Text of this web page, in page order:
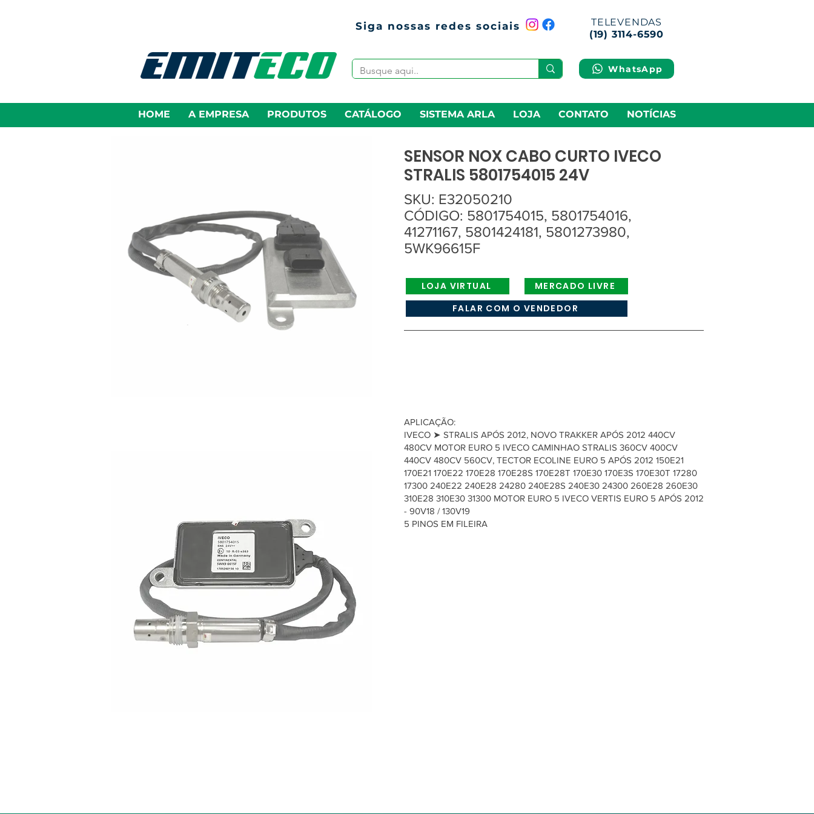
Siga nossas redes sociais
TELEVENDAS
(19) 3114-6590
WhatsApp
HOME A EMPRESA PRODUTOS CATÁLOGO SISTEMA ARLA LOJA CONTATO NOTÍCIAS
SENSOR NOX CABO CURTO IVECO
STRALIS 5801754015 24V
SKU: E32050210
CÓDIGO: 5801754015, 5801754016,
41271167, 5801424181, 5801273980,
5WK96615F
LOJA VIRTUAL
MERCADO LIVRE
FALAR COM O VENDEDOR
APLICAÇÃO:
IVECO ➤ STRALIS APÓS 2012, NOVO TRAKKER APÓS 2012 440CV
480CV MOTOR EURO 5 IVECO CAMINHAO STRALIS 360CV 400CV
440CV 480CV 560CV, TECTOR ECOLINE EURO 5 APÓS 2012 150E21
170E21 170E22 170E28 170E28S 170E28T 170E30 170E3S 170E30T 17280
17300 240E22 240E28 24280 240E28S 240E30 24300 260E28 260E30
310E28 310E30 31300 MOTOR EURO 5 IVECO VERTIS EURO 5 APÓS 2012
- 90V18 / 130V19
5 PINOS EM FILEIRA